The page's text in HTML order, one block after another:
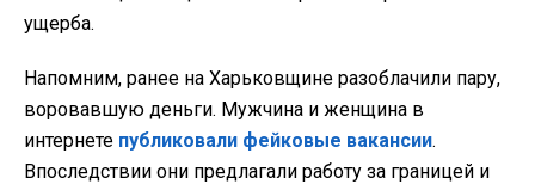
ущерба.
Напомним, ранее на Харьковщине разоблачили пару,
воровавшую деньги. Мужчина и женщина в
интернете публиковали фейковые вакансии.
Впоследствии они предлагали работу за границей и